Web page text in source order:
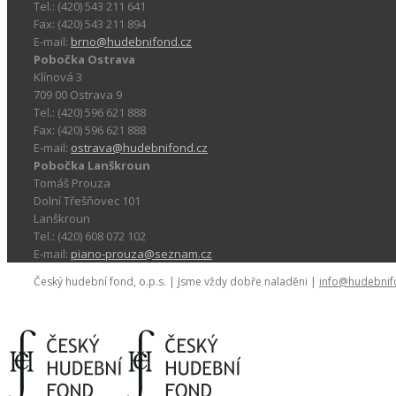
Tel.: (420) 543 211 641
Fax: (420) 543 211 894
E-mail: brno@hudebnifond.cz
Pobočka Ostrava
Klínová 3
709 00 Ostrava 9
Tel.: (420) 596 621 888
Fax: (420) 596 621 888
E-mail: ostrava@hudebnifond.cz
Pobočka Lanškroun
Tomáš Prouza
Dolní Třešňovec 101
Lanškroun
Tel.: (420) 608 072 102
E-mail: piano-prouza@seznam.cz
Český hudební fond, o.p.s. | Jsme vždy dobře naladěni |